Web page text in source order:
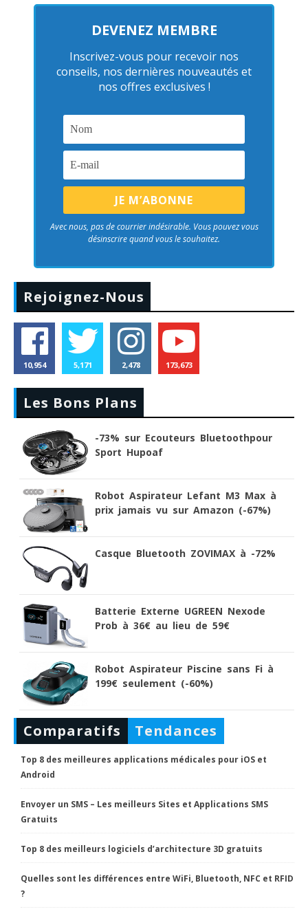
DEVENEZ MEMBRE
Inscrivez-vous pour recevoir nos
conseils, nos dernières nouveautés et
nos offres exclusives !
Avec nous, pas de courrier indésirable. Vous pouvez vous
désinscrire quand vous le souhaitez.
Rejoignez-Nous
10,954 5,171 2,478 173,673
Les Bons Plans
-73% sur Ecouteurs Bluetoothpour
Sport Hupoaf
Robot Aspirateur Lefant M3 Max à
prix jamais vu sur Amazon (-67%)
Casque Bluetooth ZOVIMAX à -72%
Batterie Externe UGREEN Nexode
Prob à 36€ au lieu de 59€
Robot Aspirateur Piscine sans Fi à
199€ seulement (-60%)
Comparatifs Tendances
Top 8 des meilleures applications médicales pour iOS et
Android
Envoyer un SMS – Les meilleurs Sites et Applications SMS
Gratuits
Top 8 des meilleurs logiciels d’architecture 3D gratuits
Quelles sont les différences entre WiFi, Bluetooth, NFC et RFID
?